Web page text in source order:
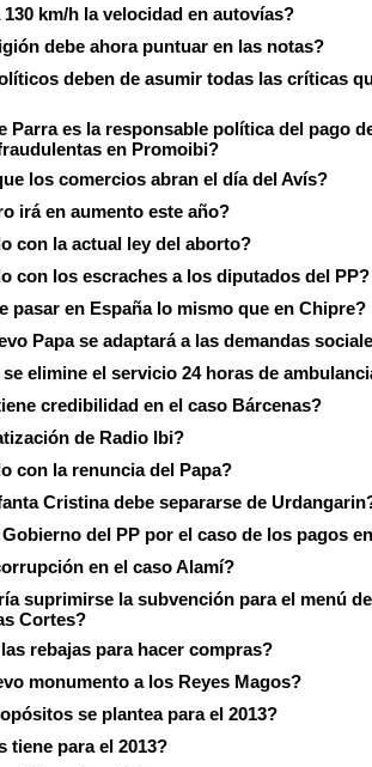
km/h la velocidad en autovías?
debe ahora puntuar en las notas?
deben de asumir todas las críticas
Parra es la responsable política del pago
en Promoibi?
los comercios abran el día del Avís?
irá en aumento este año?
con la actual ley del aborto?
con los escraches a los diputados del PP?
pasar en España lo mismo que en Chipre?
Papa se adaptará a las demandas
elimine el servicio 24 horas de
credibilidad en el caso Bárcenas?
de Radio Ibi?
con la renuncia del Papa?
Cristina debe separarse de
del PP por el caso de los pagos
en el caso Alamí?
suprimirse la subvención para el menú
Cortes?
rebajas para hacer compras?
monumento a los Reyes Magos?
se plantea para el 2013?
tiene para el 2013?